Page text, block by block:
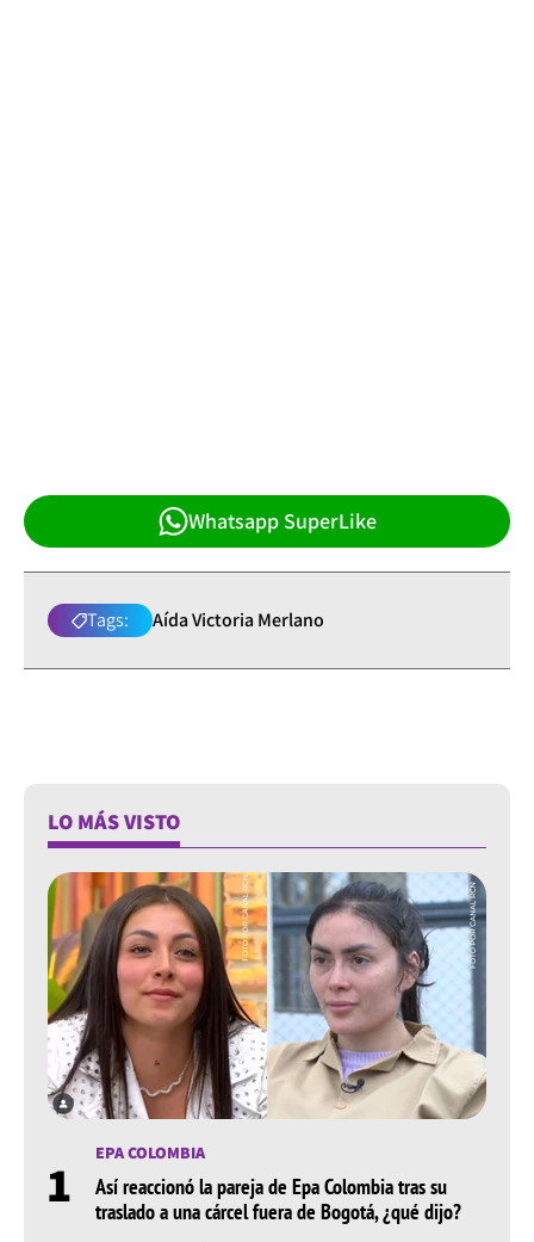
Whatsapp SuperLike
Tags: Aída Victoria Merlano
LO MÁS VISTO
1 EPA COLOMBIA
Así reaccionó la pareja de Epa Colombia tras su
traslado a una cárcel fuera de Bogotá, ¿qué dijo?